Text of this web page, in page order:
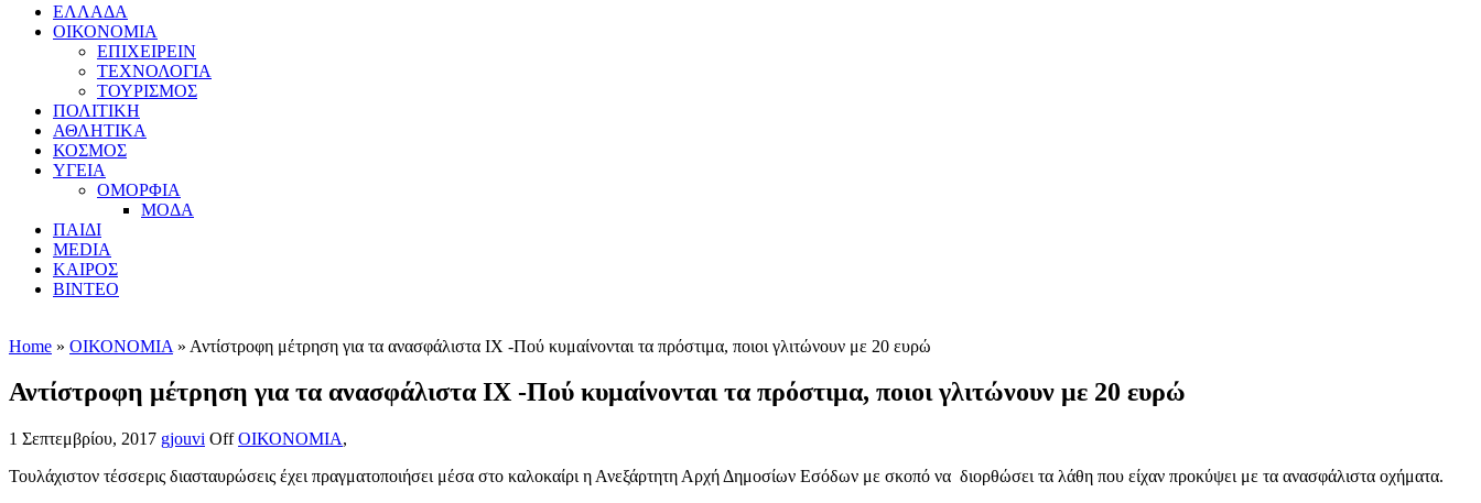
ΕΛΛΑΔΑ
ΟΙΚΟΝΟΜΙΑ
ΕΠΙΧΕΙΡΕΙΝ
ΤΕΧΝΟΛΟΓΙΑ
ΤΟΥΡΙΣΜΟΣ
ΠΟΛΙΤΙΚΗ
ΑΘΛΗΤΙΚΑ
ΚΟΣΜΟΣ
ΥΓΕΙΑ
ΟΜΟΡΦΙΑ
ΜΟΔΑ
ΠΑΙΔΙ
MEDIA
ΚΑΙΡΟΣ
ΒΙΝΤΕΟ
Home » ΟΙΚΟΝΟΜΙΑ » Αντίστροφη μέτρηση για τα ανασφάλιστα ΙΧ -Πού κυμαίνονται τα πρόστιμα, ποιοι γλιτώνουν με 20 ευρώ
Αντίστροφη μέτρηση για τα ανασφάλιστα ΙΧ -Πού κυμαίνονται τα πρόστιμα, ποιοι γλιτώνουν με 20 ευρώ
1 Σεπτεμβρίου, 2017 gjouvi Off ΟΙΚΟΝΟΜΙΑ,
Τουλάχιστον τέσσερις διασταυρώσεις έχει πραγματοποιήσει μέσα στο καλοκαίρι η Ανεξάρτητη Αρχή Δημοσίων Εσόδων με σκοπό να διορθώσει τα λάθη που είχαν προκύψει με τα ανασφάλιστα οχήματα.